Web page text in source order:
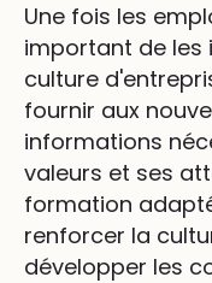
Une fois les
important de les
culture
fournir aux
informations
valeurs et ses
formation
renforcer la
développer les